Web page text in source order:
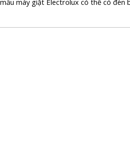
máy giặt Electrolux có thể có đèn